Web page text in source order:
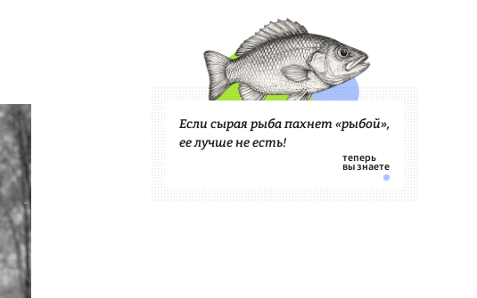
Если сырая рыба пахнет «рыбой»,
ее лучше не есть!